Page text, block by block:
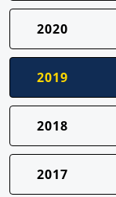
2020
2019
2018
2017